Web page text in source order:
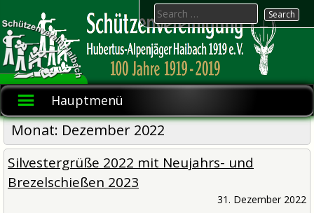
to
content
Hubertus-
Alpenjäger
Haibach
Schützenvereinigung
1919 e.V.
Hauptmenü
Search
for:
Monat: Dezember 2022
Silvestergrüße 2022 mit Neujahrs- und
Brezelschießen 2023
31. Dezember 2022